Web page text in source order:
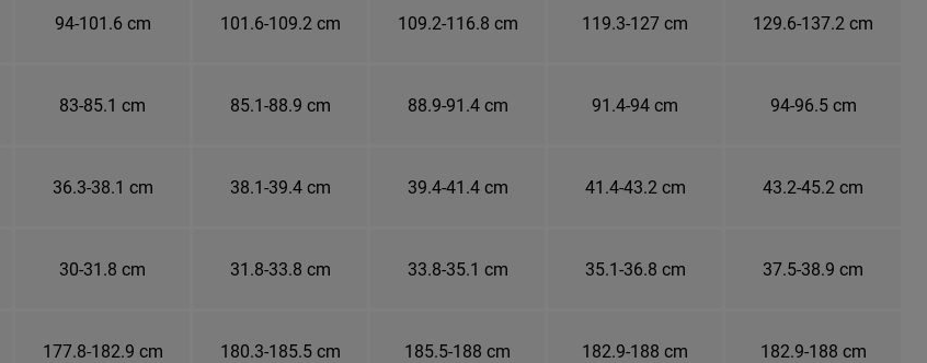
94-101.6 cm 101.6-109.2 cm 109.2-116.8 cm 119.3-127 cm 129.6-137.2 cm
83-85.1 cm 85.1-88.9 cm 88.9-91.4 cm 91.4-94 cm 94-96.5 cm
36.3-38.1 cm 38.1-39.4 cm 39.4-41.4 cm 41.4-43.2 cm 43.2-45.2 cm
30-31.8 cm 31.8-33.8 cm 33.8-35.1 cm 35.1-36.8 cm 37.5-38.9 cm
177.8-182.9 cm 180.3-185.5 cm 185.5-188 cm 182.9-188 cm 182.9-188 cm